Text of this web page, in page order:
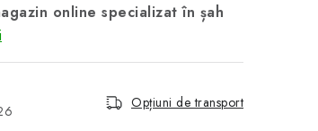
online specializat în șah
Opțiuni de transport